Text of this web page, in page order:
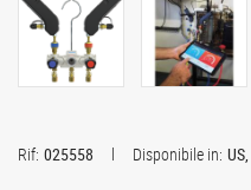
Disponibile in: US
Rif: 025558